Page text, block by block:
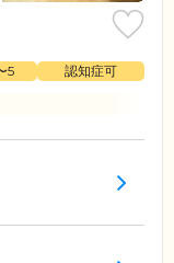
5
認知症可